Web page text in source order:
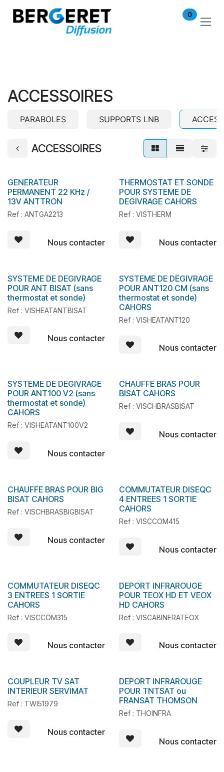
Se rendre au contenu
0
ACCESSOIRES
PARABOLES SUPPORTS LNB
ACCESSOIRES
En stock
GENERATEUR
PERMANENT 22 KHz /
13V ANTTRON
Ref : ANTGA2213
Nous contacter
THERMOSTAT ET SONDE
POUR SYSTEME DE
DEGIVRAGE CAHORS
Ref : VISTHERM
Nous contacter
SYSTEME DE DEGIVRAGE
POUR ANT BISAT (sans
thermostat et sonde)
Ref : VISHEATANTBISAT
Nous contacter
SYSTEME DE DEGIVRAGE
POUR ANT120 CM (sans
thermostat et sonde)
CAHORS
Ref : VISHEATANT120
Nous contacter
En stock
SYSTEME DE DEGIVRAGE
POUR ANT100 V2 (sans
thermostat et sonde)
CAHORS
Ref : VISHEATANT100V2
Nous contacter
CHAUFFE BRAS POUR
BISAT CAHORS
Ref : VISCHBRASBISAT
Nous contacter
CHAUFFE BRAS POUR BIG
BISAT CAHORS
Ref : VISCHBRASBIGBISAT
Nous contacter
En stock
COMMUTATEUR DISEQC
4 ENTREES 1 SORTIE
CAHORS
Ref : VISCCOM415
Nous contacter
En stock
COMMUTATEUR DISEQC
3 ENTREES 1 SORTIE
CAHORS
Ref : VISCCOM315
Nous contacter
En stock
DEPORT INFRAROUGE
POUR TEOX HD ET VEOX
HD CAHORS
Ref : VISCABINFRATEOX
Nous contacter
En stock
COUPLEUR TV SAT
INTERIEUR SERVIMAT
Ref : TWI51979
Nous contacter
En stock
DEPORT INFRAROUGE
POUR TNTSAT ou
FRANSAT THOMSON
Ref : THOINFRA
Nous contacter